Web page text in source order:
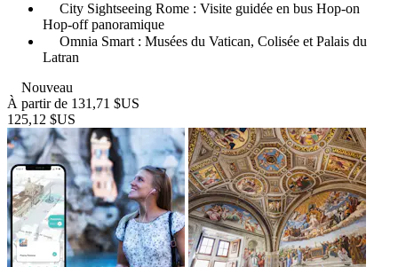
City Sightseeing Rome : Visite guidée en bus Hop-on
Hop-off panoramique
Omnia Smart : Musées du Vatican, Colisée et Palais du
Latran
Nouveau
À partir de 131,71 $US
125,12 $US